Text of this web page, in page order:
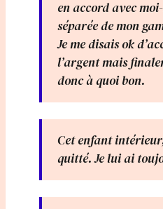
en accord avec
séparée de mon
Je me disais ok
l’argent mais
donc à quoi bon.
Cet enfant
quitté. Je lui ai